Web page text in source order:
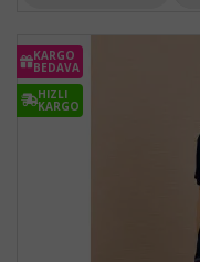
KARGO
BEDAVA
HIZLI
KARGO